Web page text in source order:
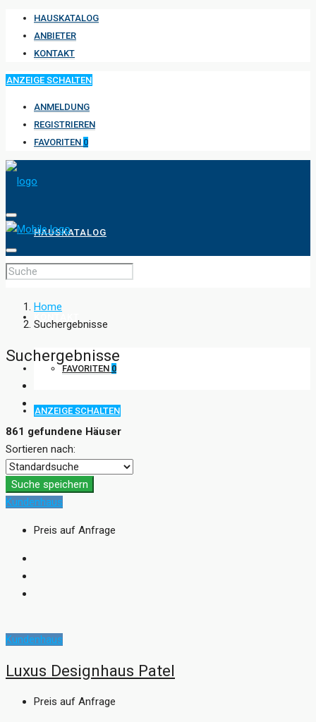
HAUSKATALOG
ANBIETER
KONTAKT
ANZEIGE SCHALTEN
ANMELDUNG
REGISTRIEREN
FAVORITEN 0
HAUSKATALOG
ANBIETER
FAVORITEN 0
ANZEIGE SCHALTEN
Home
Suchergebnisse
Suchergebnisse
861 gefundene Häuser
Sortieren nach:
Suche speichern
Kundenhaus
Preis auf Anfrage
Kundenhaus
Luxus Designhaus Patel
Preis auf Anfrage